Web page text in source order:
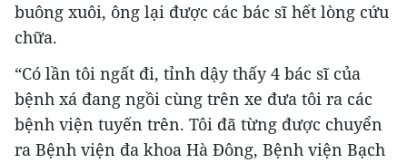
buông xuôi, ông lại được các bác sĩ hết lòng cứu
chữa.
“Có lần tôi ngất đi, tỉnh dậy thấy 4 bác sĩ của
bệnh xá đang ngồi cùng trên xe đưa tôi ra các
bệnh viện tuyến trên. Tôi đã từng được chuyển
ra Bệnh viện đa khoa Hà Đông, Bệnh viện Bạch